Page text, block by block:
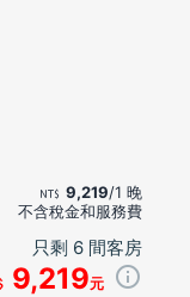
9,219/1 晚
不含稅金和服務費
只剩 6 間客房
9,219元